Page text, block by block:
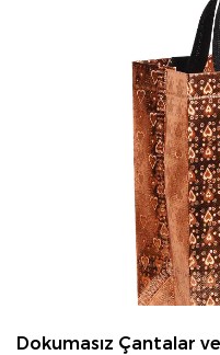
Dokumasız Çantalar